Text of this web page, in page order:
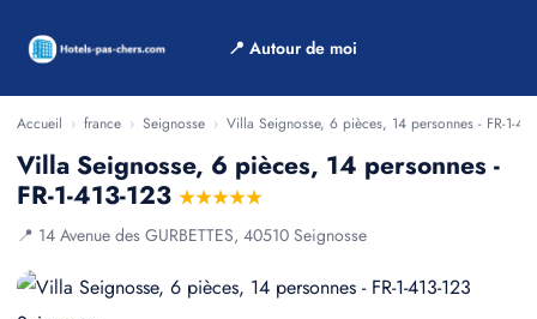
📍 Autour de moi
Accueil › france › Seignosse › Villa Seignosse, 6 pièces, 14 personnes - FR-1-
Villa Seignosse, 6 pièces, 14 personnes -
FR-1-413-123 ★★★★★
📍 14 Avenue des GURBETTES, 40510 Seignosse